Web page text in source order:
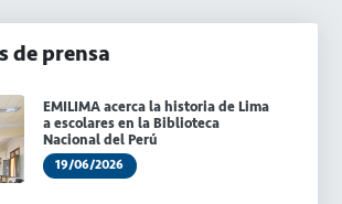
de prensa
EMILIMA acerca la historia de Lima
a escolares en la Biblioteca
Nacional del Perú
19/06/2026